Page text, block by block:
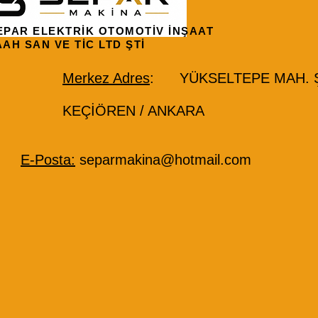
ELEKTRİK OTOMOTİV İNŞAAT
SAN VE TİC LTD ŞTİ
Merkez Adres: YÜKSELTEPE MAH.
KEÇİÖREN / ANKARA
E-Posta: separmakina@hotmail.com